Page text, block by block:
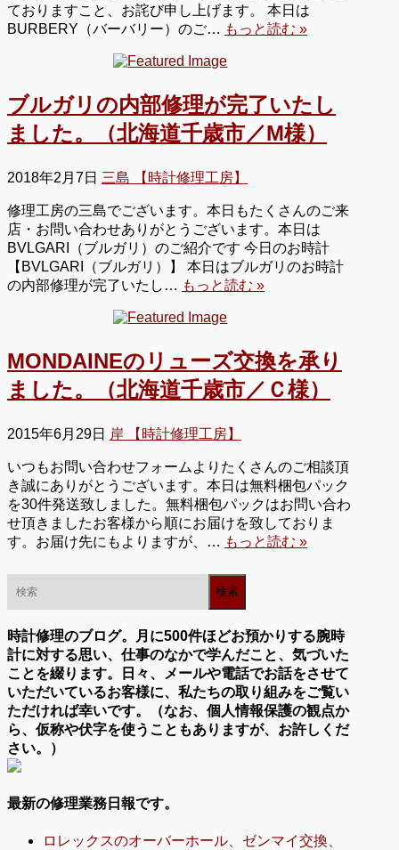
ておりますこと、お詫び申し上げます。 本日は
BURBERY（バーバリー）のご… もっと読む »
ブルガリの内部修理が完了いたし
ました。（北海道千歳市／M様）
2018年2月7日 三島 【時計修理工房】
修理工房の三島でございます。本日もたくさんのご来
店・お問い合わせありがとうございます。本日は
BVLGARI（ブルガリ）のご紹介です 今日のお時計
【BVLGARI（ブルガリ）】 本日はブルガリのお時計
の内部修理が完了いたし… もっと読む »
MONDAINEのリューズ交換を承り
ました。（北海道千歳市／Ｃ様）
2015年6月29日 岸 【時計修理工房】
いつもお問い合わせフォームよりたくさんのご相談頂
き誠にありがとうございます。本日は無料梱包パック
を30件発送致しました。無料梱包パックはお問い合わ
せ頂きましたお客様から順にお届けを致しておりま
す。お届け先にもよりますが、… もっと読む »
時計修理のブログ。月に500件ほどお預かりする腕時
計に対する思い、仕事のなかで学んだこと、気づいた
ことを綴ります。日々、メールや電話でお話をさせて
いただいているお客様に、私たちの取り組みをご覧い
ただければ幸いです。（なお、個人情報保護の観点か
ら、仮称や伏字を使うこともありますが、お許しくだ
さい。）
最新の修理業務日報です。
ロレックスのオーバーホール、ゼンマイ交換、